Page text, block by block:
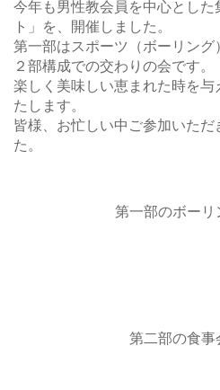
今年も男性教会員を中心とした
ト」を、開催しました。
第一部はスポーツ（ボーリン
２部構成での交わりの会です。
楽しく美味しい恵まれた時を
たします。
皆様、お忙しい中ご参加いた
た。
第一部のボーリ
第二部の食事